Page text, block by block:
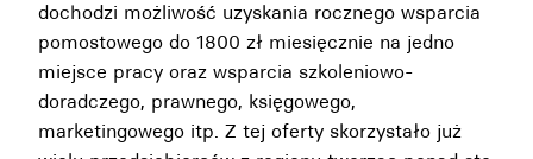
dochodzi możliwość uzyskania rocznego wsparcia
pomostowego do 1800 zł miesięcznie na jedno
miejsce pracy oraz wsparcia szkoleniowo-
doradczego, prawnego, księgowego,
marketingowego itp. Z tej oferty skorzystało już